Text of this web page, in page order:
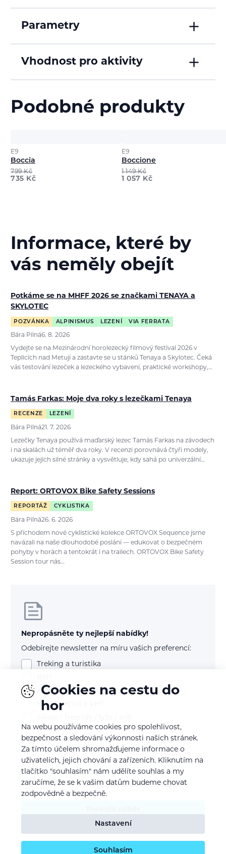
Parametry
Vhodnost pro aktivity
Podobné produkty
E9
Boccia
799Kč
735 Kč
E9
Boccione
1 149Kč
1 057 Kč
Informace, které by
vás neměly obejít
Potkáme se na MHFF 2026 se značkami TENAYA a
SKYLOTEC
POZVÁNKA ALPINISMUS LEZENÍ VIA FERRATA
Bára Pilná6. 8. 2026
Vydejte se na Mezinárodní horolezecký filmový festival 2026 v
Teplicích nad Metují a zastavte se u stánků Tenaya a Skylotec. Čeká
vás testování lezeček a lezeckého vybavení, praktické workshopy,…
Tamás Farkas: Moje dva roky s lezečkami Tenaya
RECENZE LEZENÍ
Bára Pilná21. 7. 2026
Lezečky Tenaya používá maďarský lezec Tamás Farkas na závodech
i na skalách už téměř dva roky. V recenzi porovnává čtyři modely,
ukazuje jejich silné stránky a vysvětluje, kdy sahá po univerzální…
Report: ORTOVOX Bike Safety Sessions
REPORTÁŽ CYKLISTIKA
Bára Pilná26. 6. 2026
S příchodem nové cyklistické kolekce ORTOVOX Sequence jsme
navázali na naše dlouhodobé poslání — edukovat o bezpečném
pohyby v horách a tentokrát i na trailech. ORTOVOX Bike Safety
Session tour nás…
Nepropásněte ty nejlepší nabídky!
Odebírejte newsletter na míru vašich preferencí:
Treking a turistika
Kolo (mtb, gravel, silnice)
Horolezectví a VHT
E-mail
Souhlasím sezpracováním osobních údajů
Cookies na cestu do
hor
Na webu používáme cookies pro spolehlivost,
bezpečnost a sledování výkonnosti našich stránek.
Za tímto účelem shromažďujeme informace o
uživatelích, jejich chování a zařízeních. Kliknutím na
tlačítko "souhlasím" nám udělíte souhlas a my
zaručíme, že se k vašim datům budeme chovat
zodpovědně a bezpečně.
Nastavení
Souhlasím